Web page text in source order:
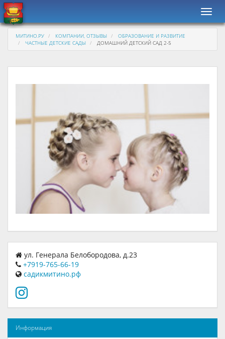
МИТИНО.РУ КОМПАНИИ, ОТЗЫВЫ
ОБРАЗОВАНИЕ И РАЗВИТИЕ
ЧАСТНЫЕ ДЕТСКИЕ САДЫ
ДОМАШНИЙ ДЕТСКИЙ САД 2-5
ул. Генерала Белобородова, д.23
+7919-765-66-19
садикмитино.рф
Информация